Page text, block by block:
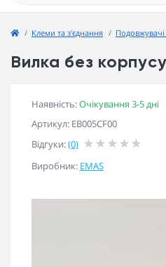
Клеми та з'єднання Подовжувачі
Вилка без
Наявність:Очікування 3-5 дні
Артикул: EB005CF00
Відгуки:(0)
Виробник: EMAS